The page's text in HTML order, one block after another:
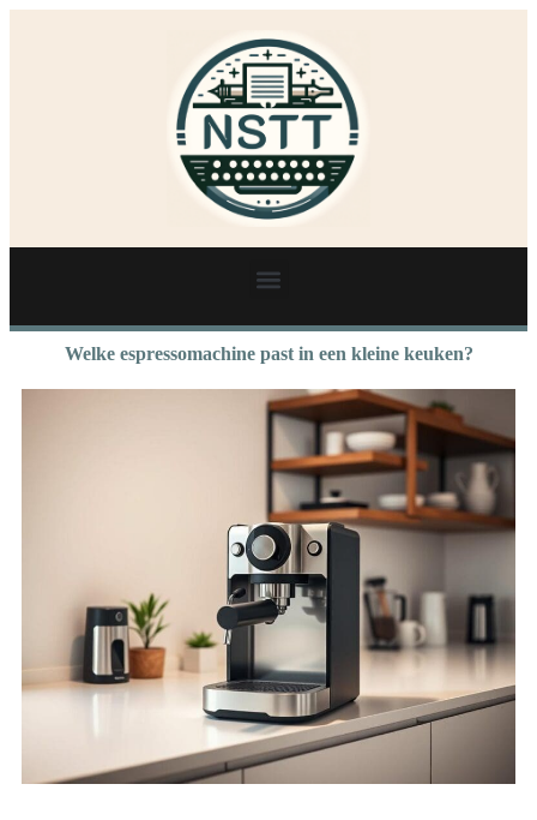
Welke espressomachine past in een kleine keuken?